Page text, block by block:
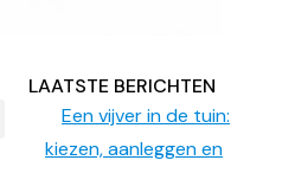
LAATSTE BERICHTEN
Een vijver in de tuin:
kiezen, aanleggen en